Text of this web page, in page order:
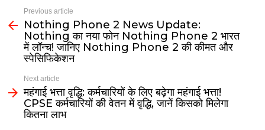
Previous article
Nothing Phone 2 News Update:
Nothing का नया फोन Nothing Phone 2 भारत
में लॉन्च! जानिए Nothing Phone 2 की कीमत और
स्पेसिफिकेशन
Next article
महंगाई भत्ता वृद्धि: कर्मचारियों के लिए बढ़ेगा महंगाई भत्ता!
CPSE कर्मचारियों की वेतन में वृद्धि, जानें किसको मिलेगा
कितना लाभ